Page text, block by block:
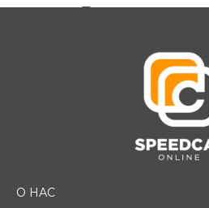
Помощь водителю
О НАС